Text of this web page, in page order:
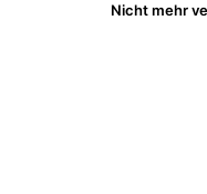
Nicht mehr